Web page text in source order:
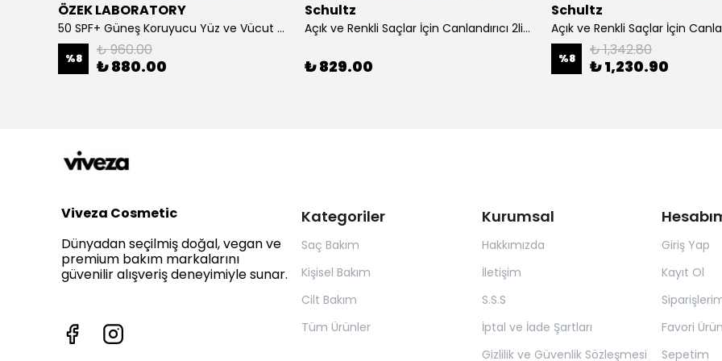
ÖZEK LABORATORY
50 SPF+ Güneş Koruyucu Yüz ve Vücut Sütü 100 ml
%8 ₺ 960.00
₺ 880.00
Schultz
Açık ve Renkli Saçlar İçin Canlandırıcı 2li Bakım Seti Şampuan + Saç Kremi
₺ 829.00
Schultz
%8 ₺ 1,342.80
₺ 1,230.90
Kategoriler
Saç Bakım
Kişisel Bakım
Cilt Bakım
Tüm Ürünler
Kurumsal
Hakkımızda
İletişim
S.S.S
İptal ve İade Şartları
Gizlilik ve Güvenlik Sözleşmesi
Giriş Yap
Kayıt Ol
Favori
Sepetim
Viveza Cosmetic
Dünyadan seçilmiş doğal, vegan ve
premium bakım markalarını
güvenilir alışveriş deneyimiyle sunar.